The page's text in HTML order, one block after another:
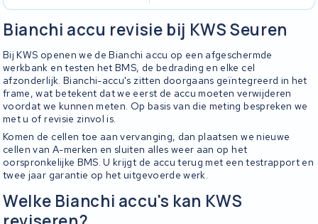
Bianchi accu revisie bij KWS Seuren
Bij KWS openen we de Bianchi accu op een afgeschermde
werkbank en testen het BMS, de bedrading en elke cel
afzonderlijk. Bianchi-accu's zitten doorgaans geïntegreerd in het
frame, wat betekent dat we eerst de accu moeten verwijderen
voordat we kunnen meten. Op basis van die meting bespreken we
met u of revisie zinvol is.
Komen de cellen toe aan vervanging, dan plaatsen we nieuwe
cellen van A-merken en sluiten alles weer aan op het
oorspronkelijke BMS. U krijgt de accu terug met een testrapport en
twee jaar garantie op het uitgevoerde werk.
Welke Bianchi accu's kan KWS